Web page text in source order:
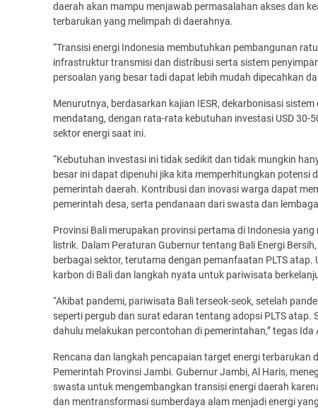
daerah akan mampu menjawab permasalahan akses dan
terbarukan yang melimpah di daerahnya.
“Transisi energi Indonesia membutuhkan pembangunan
infrastruktur transmisi dan distribusi serta sistem
persoalan yang besar tadi dapat lebih mudah dipecahkan
Menurutnya, berdasarkan kajian IESR, dekarbonisasi
mendatang, dengan rata-rata kebutuhan investasi USD 30-
sektor energi saat ini.
“Kebutuhan investasi ini tidak sedikit dan tidak mungkin
besar ini dapat dipenuhi jika kita memperhitungkan
pemerintah daerah. Kontribusi dan inovasi warga dapat
pemerintah desa, serta pendanaan dari swasta dan
Provinsi Bali merupakan provinsi pertama di Indonesia
listrik. Dalam Peraturan Gubernur tentang Bali Energi
berbagai sektor, terutama dengan pemanfaatan PLTS
karbon di Bali dan langkah nyata untuk pariwisata
“Akibat pandemi, pariwisata Bali terseok-seok, setelah
seperti pergub dan surat edaran tentang adopsi PLTS
dahulu melakukan percontohan di pemerintahan,” tegas Ida
Rencana dan langkah pencapaian target energi terbarukan
Pemerintah Provinsi Jambi. Gubernur Jambi, Al Haris,
swasta untuk mengembangkan transisi energi daerah
dan mentransformasi sumberdaya alam menjadi energi